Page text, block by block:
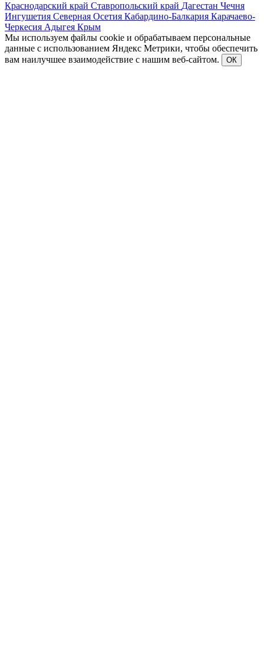
Краснодарский край Ставропольский край Дагестан Чечня
Ингушетия Северная Осетия Кабардино-Балкария Карачаево-
Черкесия Адыгея Крым
Мы используем файлы cookie и обрабатываем персональные
данные с использованием Яндекс Метрики, чтобы обеспечить
вам наилучшее взаимодействие с нашим веб-сайтом.
ОК